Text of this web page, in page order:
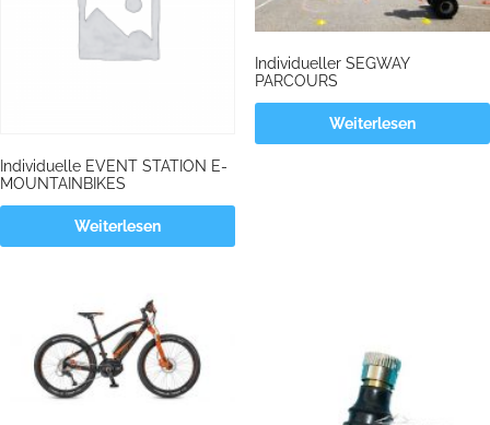
Individuelle EVENT STATION E-
MOUNTAINBIKES
Weiterlesen
Individueller SEGWAY
PARCOURS
Weiterlesen